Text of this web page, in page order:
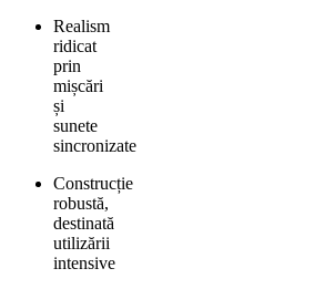
Realism
ridicat
prin
mișcări
și
sunete
sincronizate
Construcție
robustă,
destinată
utilizării
intensive